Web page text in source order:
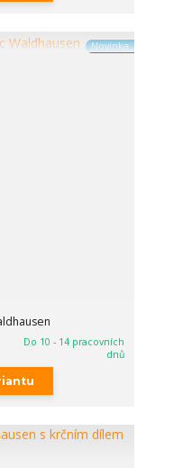
Novinka
Do 10 - 14 pracovních
dnů